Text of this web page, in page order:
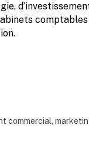
commercial,